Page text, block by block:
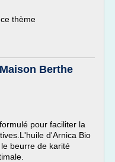
thème
Berthe
pour faciliter la
d'Arnica Bio
beurre de karité